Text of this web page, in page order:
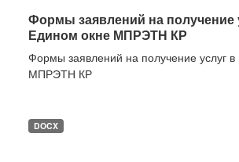
Формы заявлений на получение
Едином окне МПРЭТН КР
Формы заявлений на получение услуг
МПРЭТН КР
DOCX